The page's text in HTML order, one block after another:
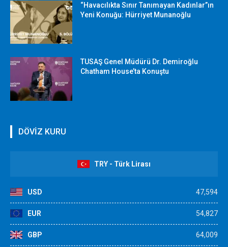
“Havacılıkta Sınır Tanımayan Kadınlar”ın
Yeni Konuğu: Hürriyet Munanoğlu
TUSAŞ Genel Müdürü Dr. Demiroğlu
Chatham House’ta Konuştu
DÖVİZ KURU
TRY - Türk Lirası
USD 47,594
EUR 54,827
GBP 64,009